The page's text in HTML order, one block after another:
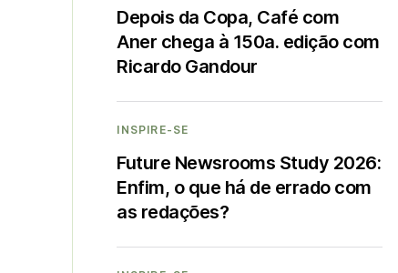
Depois da Copa, Café com
Aner chega à 150a. edição com
Ricardo Gandour
INSPIRE-SE
Future Newsrooms Study 2026:
Enfim, o que há de errado com
as redações?